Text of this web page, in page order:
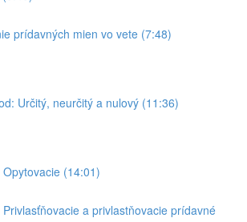
prídavných mien vo vete (7:48)
Určitý, neurčitý a nulový (11:36)
(14:01)
a privlastňovacie prídavné